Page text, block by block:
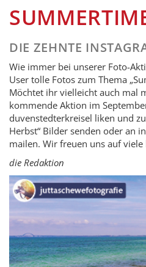
DIE ZEHNTE
Wie immer bei unserer Foto-
User tolle Fotos zum Thema
Möchtet ihr vielleicht auch mal
kommende Aktion im
duvenstedterkreisel liken und
Herbst“ Bilder senden oder an
mailen. Wir freuen uns auf
die Redaktion